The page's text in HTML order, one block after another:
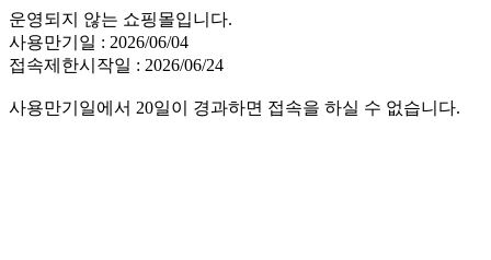
운영되지 않는 쇼핑몰입니다.
사용만기일 : 2026/06/04
접속제한시작일 : 2026/06/24
사용만기일에서 20일이 경과하면 접속을 하실 수 없습니다.